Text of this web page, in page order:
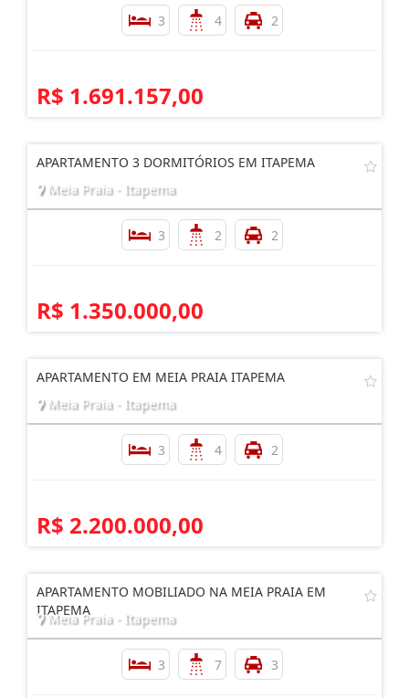
3 4 2
R$ 1.691.157,00
APARTAMENTO 3 DORMITÓRIOS EM ITAPEMA
Meia Praia - Itapema
3 2 2
R$ 1.350.000,00
APARTAMENTO EM MEIA PRAIA ITAPEMA
Meia Praia - Itapema
3 4 2
R$ 2.200.000,00
APARTAMENTO MOBILIADO NA MEIA PRAIA EM
ITAPEMA
Meia Praia - Itapema
3 7 3